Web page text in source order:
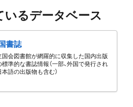
いるデータベース
書誌
国会図書館が網羅的に収集した国内出版
標準的な書誌情報（一部、外国で発行され
本語の出版物も含む）